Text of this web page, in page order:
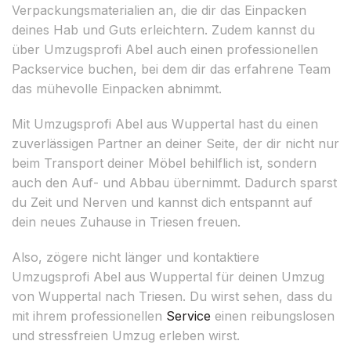
Verpackungsmaterialien an, die dir das Einpacken
deines Hab und Guts erleichtern. Zudem kannst du
über Umzugsprofi Abel auch einen professionellen
Packservice buchen, bei dem dir das erfahrene Team
das mühevolle Einpacken abnimmt.
Mit Umzugsprofi Abel aus Wuppertal hast du einen
zuverlässigen Partner an deiner Seite, der dir nicht nur
beim Transport deiner Möbel behilflich ist, sondern
auch den Auf- und Abbau übernimmt. Dadurch sparst
du Zeit und Nerven und kannst dich entspannt auf
dein neues Zuhause in Triesen freuen.
Also, zögere nicht länger und kontaktiere
Umzugsprofi Abel aus Wuppertal für deinen Umzug
von Wuppertal nach Triesen. Du wirst sehen, dass du
mit ihrem professionellen Service einen reibungslosen
und stressfreien Umzug erleben wirst.